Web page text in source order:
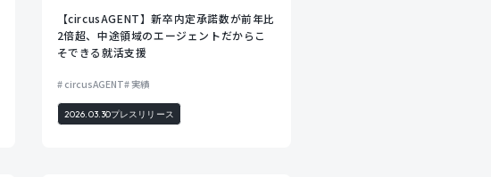
【circusAGENT】新卒内定承諾数が前年比
2倍超、中途領域のエージェントだからこ
そできる就活支援
circusAGENT 実績
2026.03.30プレスリリース